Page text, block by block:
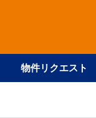
物件リクエスト